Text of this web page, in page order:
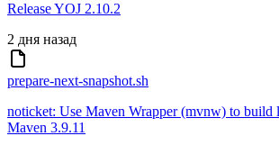
Release YOJ 2.10.2
2 дня назад
prepare-next-snapshot.sh
noticket: Use Maven Wrapper (mvnw) to build
Maven 3.9.11